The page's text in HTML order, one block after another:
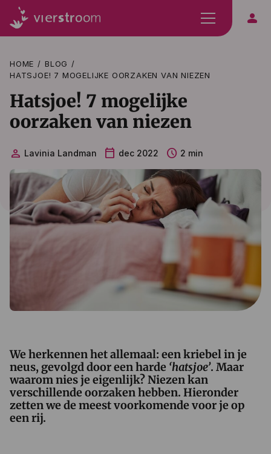
person
HOME
BLOG
HATSJOE! 7 MOGELIJKE OORZAKEN VAN NIEZEN
Hatsjoe! 7 mogelijke
oorzaken van niezen
person Lavinia Landman calendar_today dec 2022 schedule 2 min
We herkennen het allemaal: een kriebel in je
neus, gevolgd door een harde ‘hatsjoe’. Maar
waarom nies je eigenlijk? Niezen kan
verschillende oorzaken hebben. Hieronder
zetten we de meest voorkomende voor je op
een rij.